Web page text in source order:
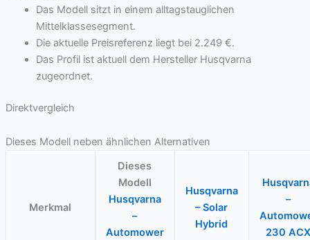
Das Modell sitzt in einem alltagstauglichen
Mittelklassesegment.
Die aktuelle Preisreferenz liegt bei 2.249 €.
Das Profil ist aktuell dem Hersteller Husqvarna
zugeordnet.
Direktvergleich
Dieses Modell neben ähnlichen Alternativen
Merkmal
Dieses
Modell
Husqvarna
–
Automower
Husqvarna
– Solar
Hybrid
–
230